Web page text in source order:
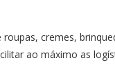
cremes,
ao máximo as